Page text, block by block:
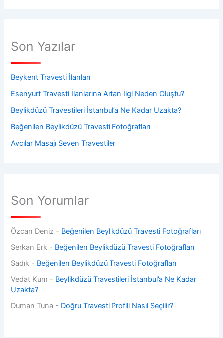
Son Yazılar
Beykent Travesti İlanları
Esenyurt Travesti İlanlarına Artan İlgi Neden Oluştu?
Beylikdüzü Travestileri İstanbul’a Ne Kadar Uzakta?
Beğenilen Beylikdüzü Travesti Fotoğrafları
Avcılar Masajı Seven Travestiler
Son Yorumlar
Özcan Deniz - Beğenilen Beylikdüzü Travesti Fotoğrafları
Serkan Erk - Beğenilen Beylikdüzü Travesti Fotoğrafları
Sadık - Beğenilen Beylikdüzü Travesti Fotoğrafları
Vedat Kum - Beylikdüzü Travestileri İstanbul’a Ne Kadar
Uzakta?
Duman Tuna - Doğru Travesti Profili Nasıl Seçilir?